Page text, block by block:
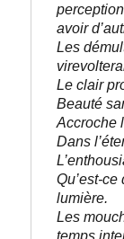
avoir
Les
Le clair
Beauté
Accroche
Dans
Qu’est-
lumière.
Les
temps